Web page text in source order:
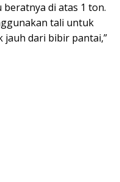
di atas 1 ton.
tali untuk
dari bibir pantai,”